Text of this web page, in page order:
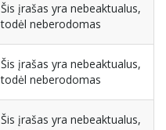
Šis įrašas yra nebeaktualus,
todėl neberodomas
Šis įrašas yra nebeaktualus,
todėl neberodomas
Šis įrašas yra nebeaktualus,